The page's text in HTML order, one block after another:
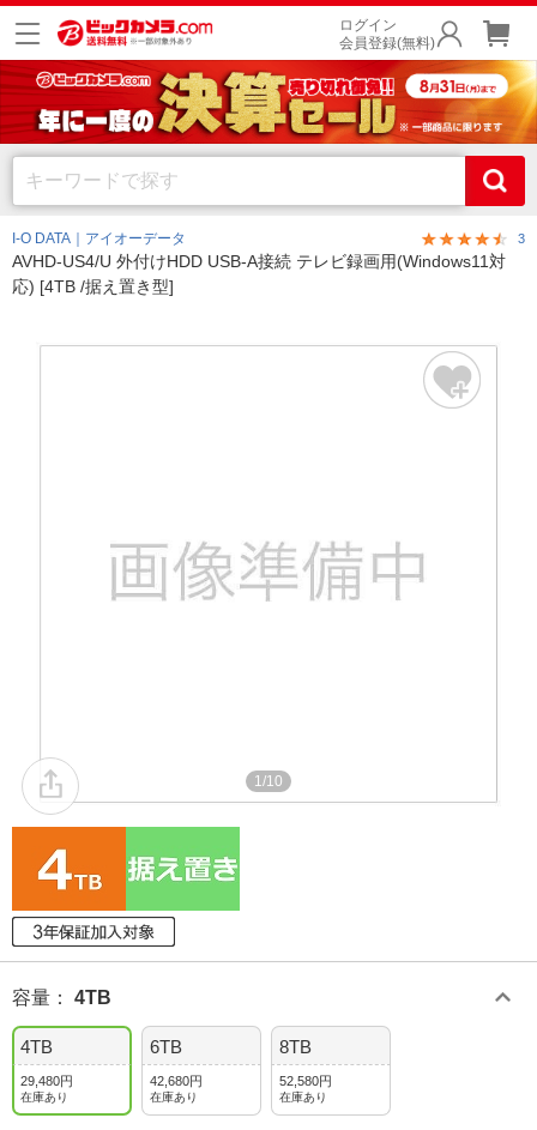
ログイン
会員登録(無料)
I-O DATA｜アイオーデータ 3
AVHD-US4/U 外付けHDD USB-A接続 テレビ録画用(Windows11対
応) [4TB /据え置き型]
1/10
容量 ： 4TB
4TB
29,480円
在庫あり
6TB
42,680円
在庫あり
8TB
52,580円
在庫あり